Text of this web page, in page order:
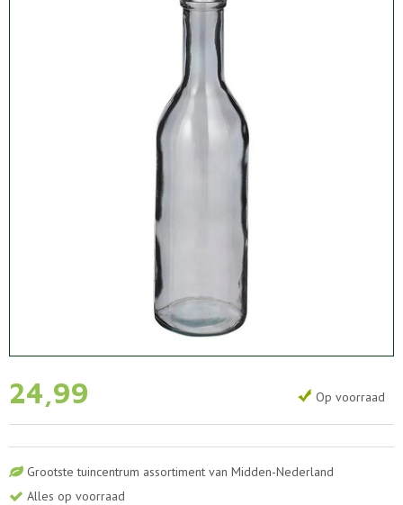
24,99 Op voorraad
Grootste tuincentrum assortiment van Midden-Nederland
Alles op voorraad